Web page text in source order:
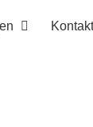
Kontakt